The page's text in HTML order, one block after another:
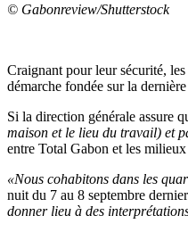
© Gabonreview/Shutterstock
Craignant pour leur sécurité,
démarche fondée sur la
Si la direction générale assure
maison et le lieu du travail) et
entre Total Gabon et les
«Nous cohabitons dans les
nuit du 7 au 8 septembre
donner lieu à des